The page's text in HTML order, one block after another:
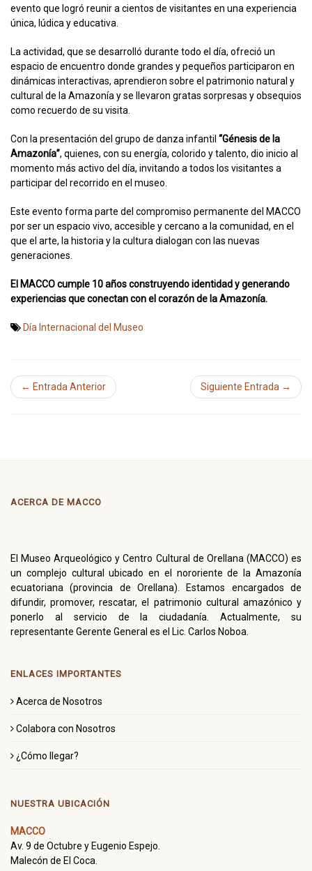
evento que logró reunir a cientos de visitantes en una experiencia
única, lúdica y educativa.
La actividad, que se desarrolló durante todo el día, ofreció un
espacio de encuentro donde grandes y pequeños participaron en
dinámicas interactivas, aprendieron sobre el patrimonio natural y
cultural de la Amazonía y se llevaron gratas sorpresas y obsequios
como recuerdo de su visita.
Con la presentación del grupo de danza infantil “Génesis de la
Amazonía”, quienes, con su energía, colorido y talento, dio inicio al
momento más activo del día, invitando a todos los visitantes a
participar del recorrido en el museo.
Este evento forma parte del compromiso permanente del MACCO
por ser un espacio vivo, accesible y cercano a la comunidad, en el
que el arte, la historia y la cultura dialogan con las nuevas
generaciones.
El MACCO cumple 10 años construyendo identidad y generando
experiencias que conectan con el corazón de la Amazonía.
Día Internacional del Museo
← Entrada Anterior Siguiente Entrada →
ACERCA DE MACCO
El Museo Arqueológico y Centro Cultural de Orellana (MACCO) es
un complejo cultural ubicado en el nororiente de la Amazonía
ecuatoriana (provincia de Orellana). Estamos encargados de
difundir, promover, rescatar, el patrimonio cultural amazónico y
ponerlo al servicio de la ciudadanía. Actualmente, su
representante Gerente General es el Lic. Carlos Noboa.
ENLACES IMPORTANTES
Acerca de Nosotros
Colabora con Nosotros
¿Cómo llegar?
NUESTRA UBICACIÓN
MACCO
Av. 9 de Octubre y Eugenio Espejo.
Malecón de El Coca.